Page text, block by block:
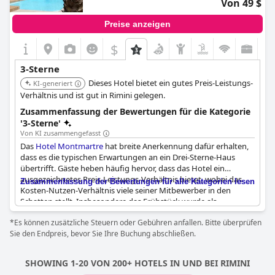
Von 49 $
Preise anzeigen
$
3-Sterne
KI-generiert
Dieses Hotel bietet ein gutes Preis-Leistungs-
Verhältnis und ist gut in Rimini gelegen.
Zusammenfassung der Bewertungen für die Kategorie
'3-Sterne'
Von KI zusammengefasst
Das Hotel Montmartre hat breite Anerkennung dafür erhalten,
dass es die typischen Erwartungen an ein Drei-Sterne-Haus
übertrifft. Gäste heben häufig hervor, dass das Hotel ein
ausgezeichnetes Preis-Leistungs-Verhältnis bietet, wobei das
Kosten-Nutzen-Verhältnis viele seiner Mitbewerber in den
Schatten stellt. Insbesondere das Frühstück wurde als
fantastisch und herzhaft beschrieben, das oft den Standard für
ein Drei-Sterne-Hotel übertrifft und sogar an ein Vier-Sterne-
Speiseerlebnis erinnert.
entsprechen, bieten dennoch eine außergewöhnliche Qualität.
Zusammenfassung der Bewertungen für alle Kategorien lesen
*Es können zusätzliche Steuern oder Gebühren anfallen. Bitte überprüfen
Sie den Endpreis, bevor Sie Ihre Buchung abschließen.
SHOWING 1-20 VON 200+ HOTELS IN UND BEI RIMINI